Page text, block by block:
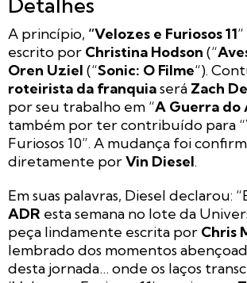
A princípio, “Velozes e Furiosos 11
escrito por Christina Hodson (“
Oren Uziel (“Sonic: O Filme“).
roteirista da franquiaserá Zach
por seu trabalho em “A Guerra do
também por ter contribuído para
Furiosos 10”. A mudança foi
diretamente porVin Diesel.
Em suas palavras, Diesel declarou:
ADR esta semana no lote da
peça lindamente escrita por Chris
lembrado dos momentos
desta jornada… onde os laços